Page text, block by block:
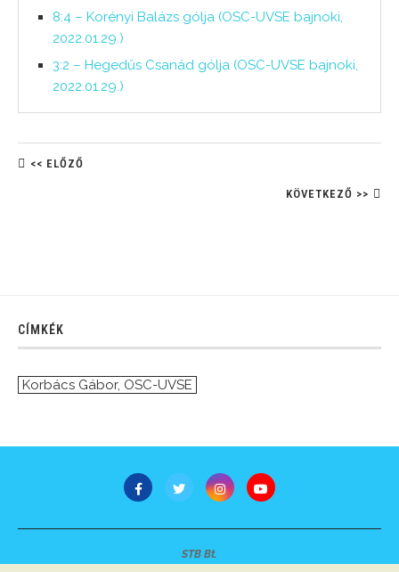
8:4 – Korényi Balázs gólja (OSC-UVSE bajnoki,
2022.01.29.)
3:2 – Hegedűs Csanád gólja (OSC-UVSE bajnoki,
2022.01.29.)
<< ELŐZŐ
KÖVETKEZŐ >>
CÍMKÉK
Korbács Gábor, OSC-UVSE
STB Bt.